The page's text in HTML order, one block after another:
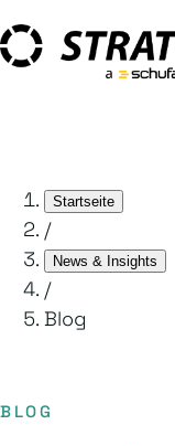
Startseite
/
News & Insights
/
Blog
BLOG